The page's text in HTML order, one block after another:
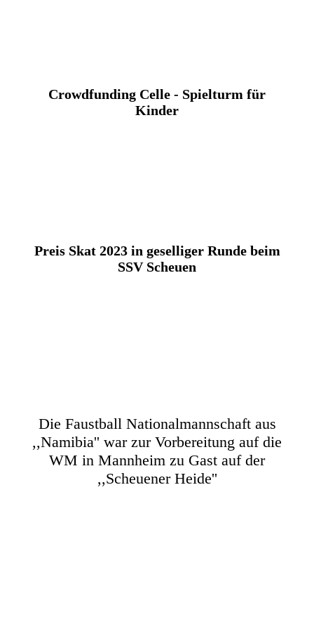
Crowdfunding Celle - Spielturm für
Kinder
Preis Skat 2023 in geselliger Runde beim
SSV Scheuen
Die Faustball Nationalmannschaft aus
,,Namibia'' war zur Vorbereitung auf die
WM in Mannheim zu Gast auf der
,,Scheuener Heide''